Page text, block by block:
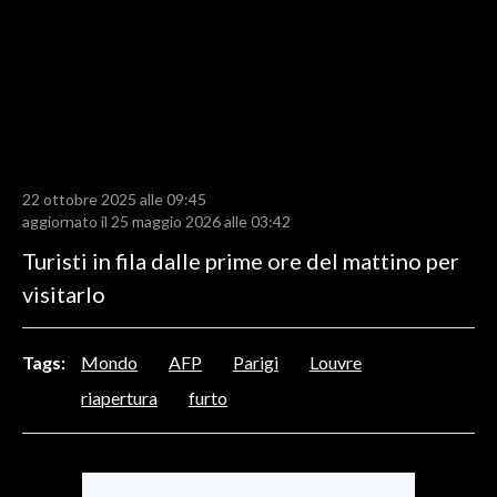
RISULTATI E CLASSIFICHE
CALCIO REGIONALE
BASKET
MOTORI
ALTRI SPORT
22 ottobre 2025 alle 09:45
aggiornato il 25 maggio 2026 alle 03:42
Turisti in fila dalle prime ore del mattino per
visitarlo
Tags: Mondo AFP Parigi
Louvre
riapertura
furto